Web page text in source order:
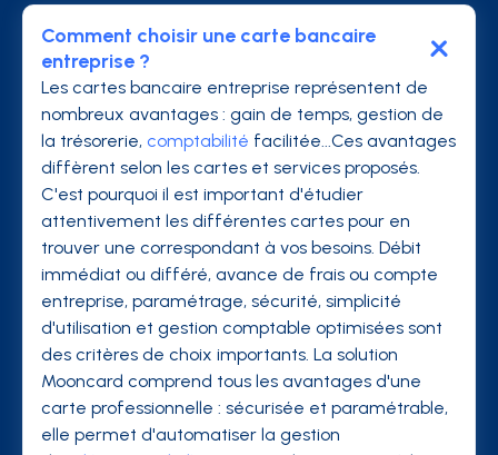
Comment choisir une carte bancaire
entreprise ?
Les cartes bancaire entreprise représentent de
nombreux avantages : gain de temps, gestion de
la trésorerie, comptabilité facilitée...Ces avantages
diffèrent selon les cartes et services proposés.
C'est pourquoi il est important d'étudier
attentivement les différentes cartes pour en
trouver une correspondant à vos besoins. Débit
immédiat ou différé, avance de frais ou compte
entreprise, paramétrage, sécurité, simplicité
d'utilisation et gestion comptable optimisées sont
des critères de choix importants. La solution
Mooncard comprend tous les avantages d'une
carte professionnelle : sécurisée et paramétrable,
elle permet d'automatiser la gestion